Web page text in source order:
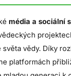
média a sociální
vědy. Díky
platformách